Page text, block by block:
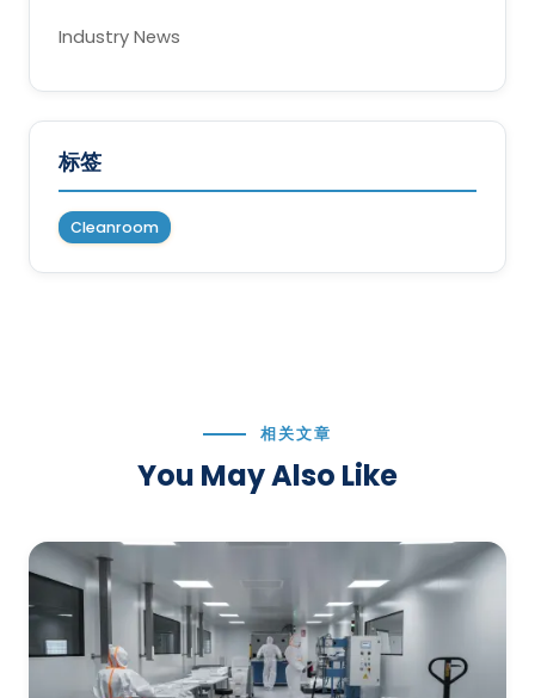
Industry News
标签
Cleanroom
相关文章
You May Also Like